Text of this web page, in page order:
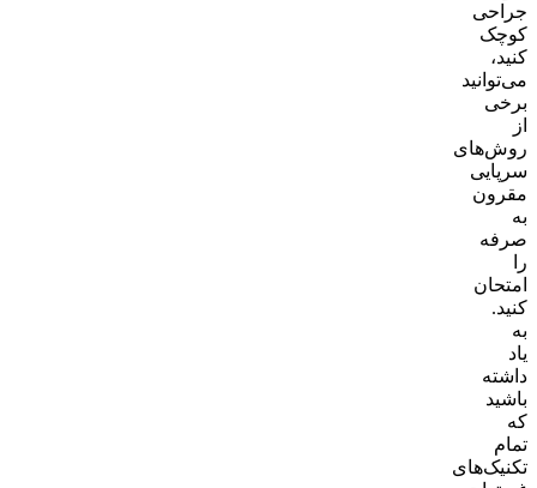
جراحی
کوچک
کنید،
می‌توانید
برخی
از
روش‌های
سرپایی
مقرون
به
صرفه
را
امتحان
کنید.
به
یاد
داشته
باشید
که
تمام
تکنیک‌های